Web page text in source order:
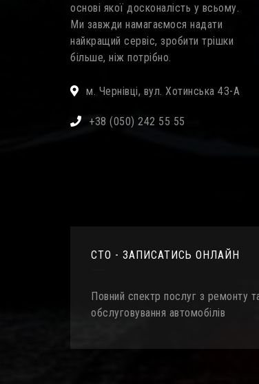
основі якої досконалість у всьому.
Ми завжди намагаємося надати
найкращий сервіс, зробити трішки
більше, ніж потрібно.
м. Чернівці, вул. Хотинська 43-А
+38 (050) 242 55 55
СТО - ЗАПИСАТИСЬ ОНЛАЙН
Повний спектр послуг з ремонту
обслуговування автомобілів